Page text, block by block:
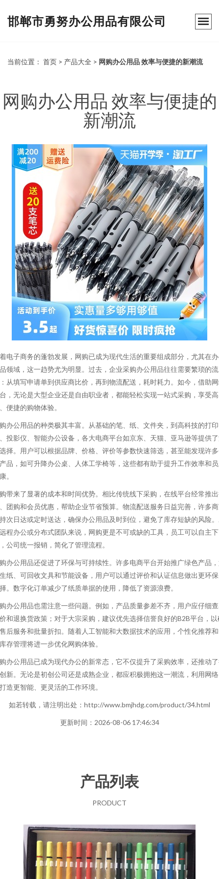
邯郸市勇努办公用品有限公司
当前位置： 首页 > 产品大全 > 网购办公用品 效率与便捷的新潮流
网购办公用品 效率与便捷的
新潮流
电子商务的蓬勃发展，网购已成为现代生活的重要组成部分，尤其在
领域，这一趋势尤为明显。过去，企业采购办公用品往往需要繁琐的流
从填写申请单到供应商比价，再到物流配送，耗时耗力。如今，借助
，无论是大型企业还是自由职业者，都能轻松实现一站式采购，享受高
便捷的购物体验。
办公用品的种类极其丰富。从基础的笔、纸、文件夹，到高科技的打印
投影仪、智能办公设备，各大电商平台如京东、天猫、亚马逊等提供
择。用户可以根据品牌、价格、评价等参数快速筛选，甚至能发现许
品，如可升降办公桌、人体工学椅等，这些都有助于提升工作效率和
。
带来了显著的成本和时间优势。相比传统线下采购，在线平台经常推
团购和会员优惠，帮助企业节省预算。物流配送服务日益完善，许多
次日达或定时送达，确保办公用品及时到位，避免了库存短缺的风险
程办公或分布式团队来说，网购更是不可或缺的工具，员工可以自主下
公司统一报销，简化了管理流程。
办公用品还促进了环保与可持续性。许多电商平台开始推广绿色产品
纸、可回收文具和节能设备，用户可以通过评价和认证信息做出更环
。数字化订单减少了纸质单据的使用，降低了资源浪费。
办公用品也需注意一些问题。例如，产品质量参差不齐，用户应仔细
和退换货政策；对于大宗采购，建议优先选择信誉良好的B2B平台，以
后服务和批量折扣。随着人工智能和大数据技术的应用，个性化推荐
存管理将进一步优化网购体验。
办公用品已成为现代办公的新常态，它不仅提升了采购效率，还推动
新。无论是初创公司还是成熟企业，都应积极拥抱这一潮流，利用网
造更智能、更灵活的工作环境。
如若转载，请注明出处：http://www.bmjhdg.com/product/34.html
更新时间：2026-08-06 17:46:34
产品列表
PRODUCT